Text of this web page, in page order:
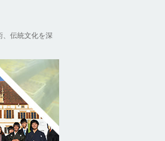
、伝統文化を深